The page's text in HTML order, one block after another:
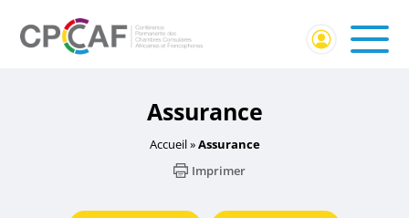
Assurance
Accueil»Assurance
Imprimer